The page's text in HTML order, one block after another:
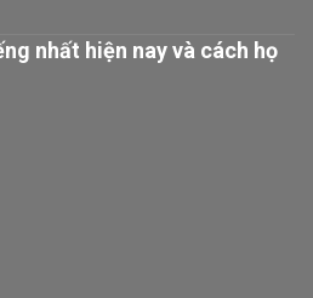
nhất hiện nay và cách họ